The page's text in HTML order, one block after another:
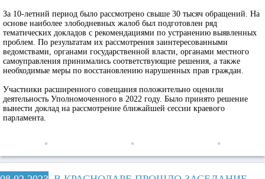
За 10-летний период было рассмотрено свыше 30 тысяч обращений. На
основе наиболее злободневных жалоб был подготовлен ряд
тематических докладов с рекомендациями по устранению выявленных
проблем. По результатам их рассмотрения заинтересованными
ведомствами, органами государственной власти, органами местного
самоуправления принимались соответствующие решения, а также
необходимые меры по восстановлению нарушенных прав граждан.
Участники расширенного совещания положительно оценили
деятельность Уполномоченного в 2022 году. Было принято решение
вынести доклад на рассмотрение ближайшей сессии краевого
парламента.